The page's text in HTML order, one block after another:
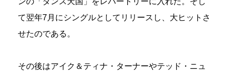
て翌年7月にシングルとしてリリースし、大ヒットさ
せたのである。
その後はアイク＆ティナ・ターナーやテッド・ニュ